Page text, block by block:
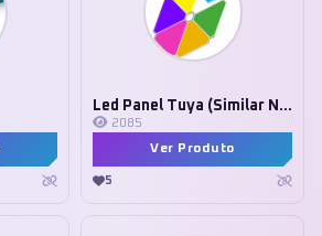
Led Panel Tuya (Similar Nanoleaf)
2085
Ver Produto
5